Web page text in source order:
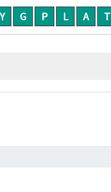
Y G P L A T